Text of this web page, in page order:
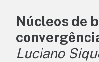
Núcleos de
Luciano